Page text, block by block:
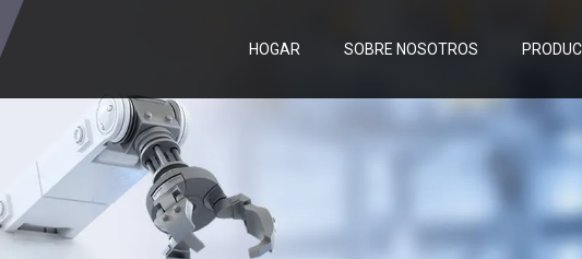
HOGAR SOBRE NOSOTROS